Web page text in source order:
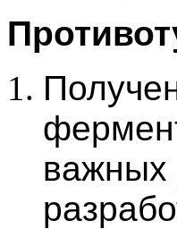
важных